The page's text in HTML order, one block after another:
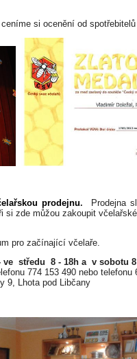
si ocenění od
prodejnu. Prodejna
si zde můžou zakoupit
pro začínající včelaře.
ve středu 8 - 18h a v sobotu 8
774 153 490 nebo telefonu
9, Lhota pod Libčany